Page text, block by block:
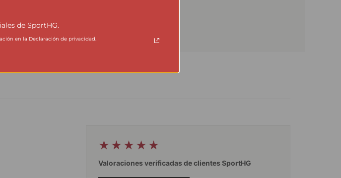
★★★★★
Valoraciones verificadas de clientes SportHG
de SportHG.
en la Declaración de privacidad.